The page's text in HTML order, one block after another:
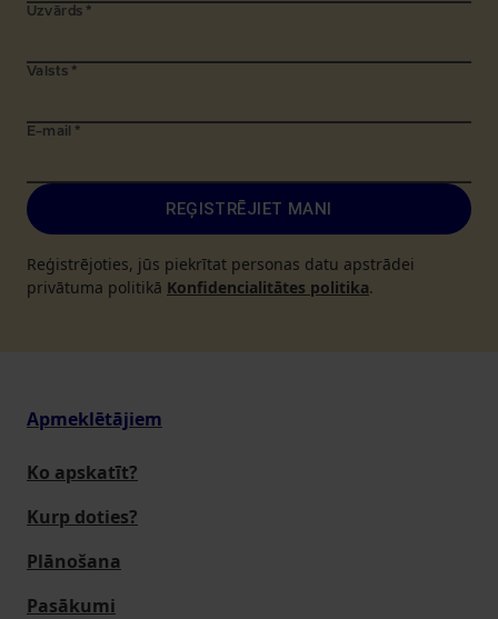
Uzvārds *
Valsts *
E-mail *
REĢISTRĒJIET MANI
Reģistrējoties, jūs piekrītat personas datu apstrādei
privātuma politikā Konfidencialitātes politika.
Apmeklētājiem
Ko apskatīt?
Kurp doties?
Plānošana
Pasākumi